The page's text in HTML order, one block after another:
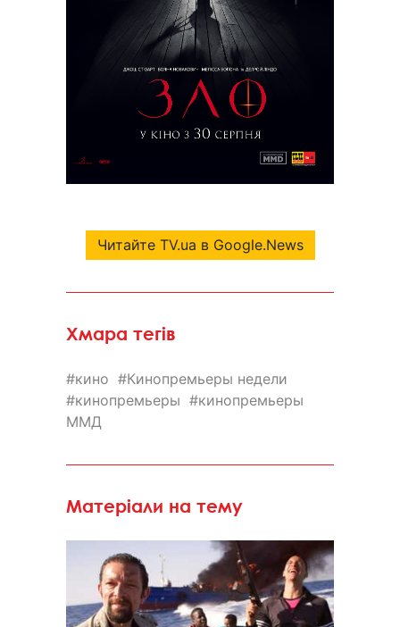
Читайте TV.ua в Google.News
Хмара тегів
кино
Кинопремьеры недели
кинопремьеры
кинопремьеры
ММД
Матеріали на тему